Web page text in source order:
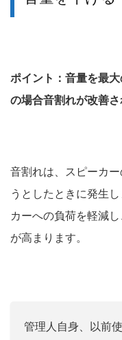
ポイント：音量を最
の場合音割れが改善さ
音割れは、スピーカ
うとしたときに発生
カーへの負荷を軽減
が高まります。
管理人自身、以前